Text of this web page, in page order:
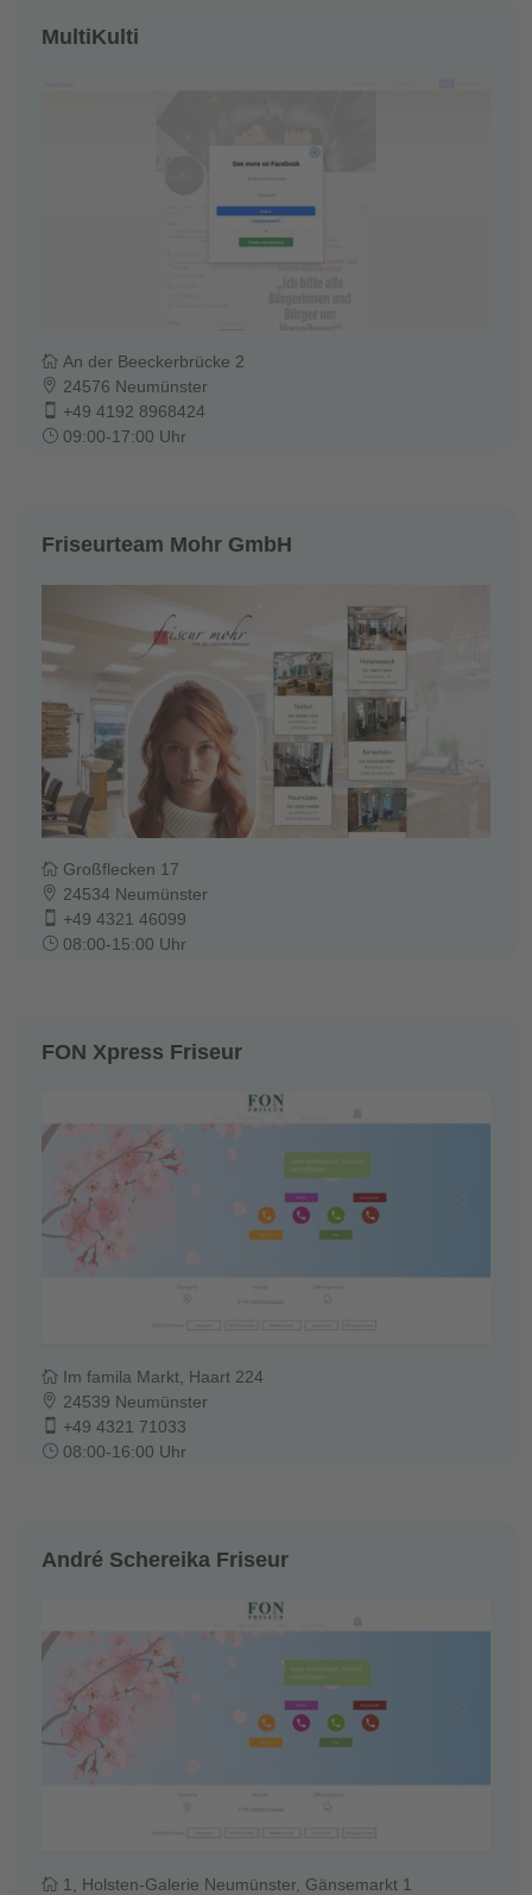
MultiKulti
An der Beeckerbrücke 2
24576 Neumünster
+49 4192 8968424
09:00-17:00 Uhr
Friseurteam Mohr GmbH
Großflecken 17
24534 Neumünster
+49 4321 46099
08:00-15:00 Uhr
FON Xpress Friseur
Im famila Markt, Haart 224
24539 Neumünster
+49 4321 71033
08:00-16:00 Uhr
André Schereika Friseur
1, Holsten-Galerie Neumünster, Gänsemarkt 1